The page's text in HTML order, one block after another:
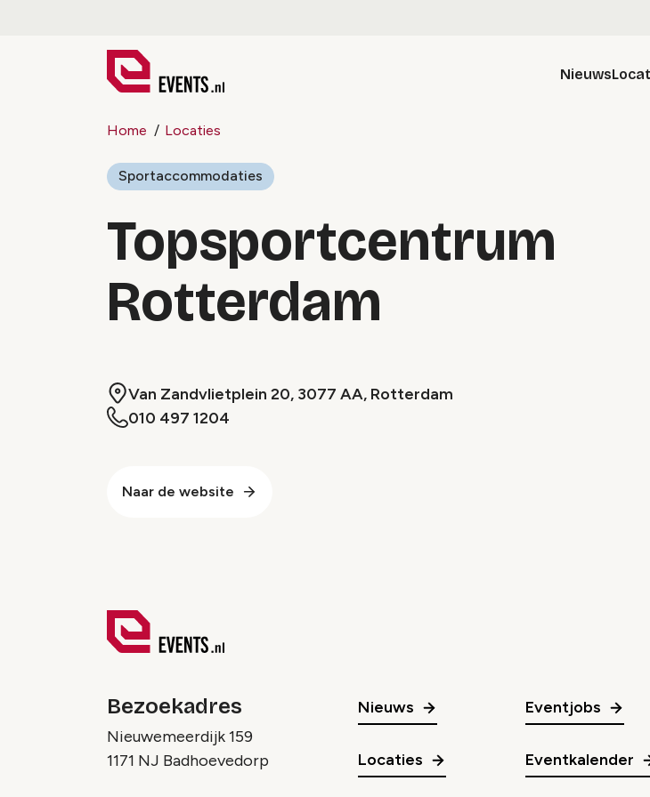
Nieuws
Home Locaties
Sportaccommodaties
Topsportcentrum
Rotterdam
Van Zandvlietplein 20, 3077 AA, Rotterdam
010 497 1204
Naar de website
Bezoekadres
Nieuwemeerdijk 159
1171 NJ Badhoevedorp
Nieuws
Locaties
Eventjobs
Eventkalender